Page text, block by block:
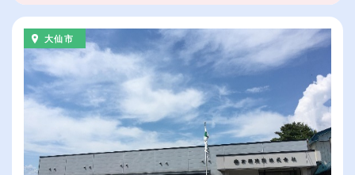
大仙市